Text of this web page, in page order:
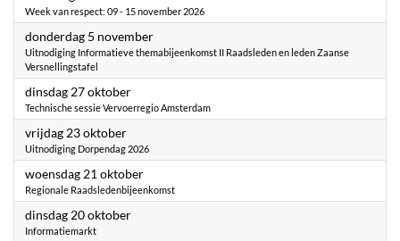
Week van respect: 09 - 15 november 2026
donderdag 5 november2026
Uitnodiging Informatieve themabijeenkomst II Raadsleden en leden Zaanse
Versnellingstafel
dinsdag 27 oktober2026
Technische sessie Vervoerregio Amsterdam
vrijdag 23 oktober2026
Uitnodiging Dorpendag 2026
woensdag 21 oktober2026
Regionale Raadsledenbijeenkomst
dinsdag 20 oktober2026
Informatiemarkt